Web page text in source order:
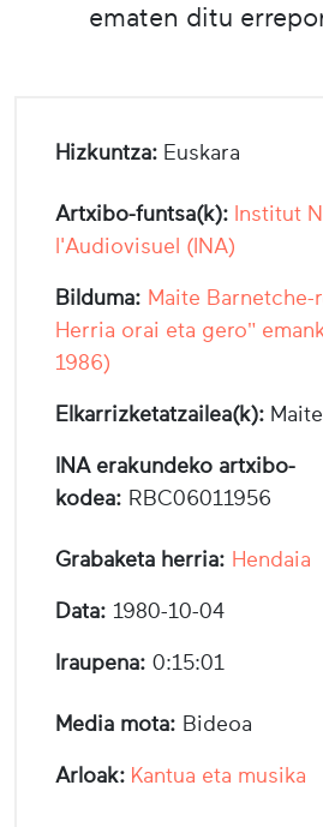
ematen ditu
Hizkuntza: Euskara
Artxibo-funtsa(k): Institut
l'Audiovisuel (INA)
Bilduma: Maite Barnetche-
Herria orai eta gero"
1986)
Elkarrizketatzailea(k):
INA erakundeko artxibo-
kodea: RBC06011956
Grabaketa herria: Hendaia
Data: 1980-10-04
Iraupena: 0:15:01
Media mota: Bideoa
Arloak: Kantua eta musika